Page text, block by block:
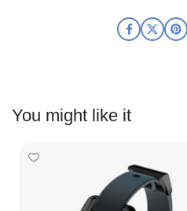
You might like it